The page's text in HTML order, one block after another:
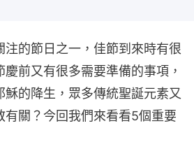
注的節日之一，佳節到來時有很
前又有很多需要準備的事項，
穌的降生，眾多傳統聖誕元素又
有關？今回我們來看看5個重要